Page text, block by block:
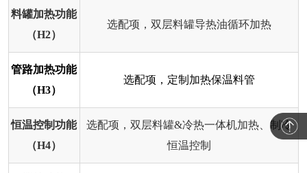
料罐加热功能
（H2）
选配项，双层料罐导热油循环加热
管路加热功能
（H3）
选配项，定制加热保温料管
恒温控制功能
（H4）
选配项，双层料罐&冷热一体机加热、制冷
恒温控制